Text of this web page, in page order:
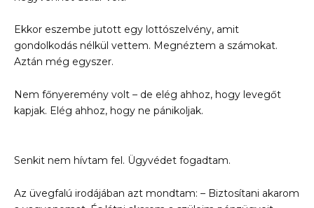
Ekkor eszembe jutott egy lottószelvény, amit
gondolkodás nélkül vettem. Megnéztem a számokat.
Aztán még egyszer.
Nem főnyeremény volt – de elég ahhoz, hogy levegőt
kapjak. Elég ahhoz, hogy ne pánikoljak.
Senkit nem hívtam fel. Ügyvédet fogadtam.
Az üvegfalú irodájában azt mondtam: – Biztosítani akarom